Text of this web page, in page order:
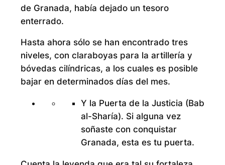
de Granada, había dejado un tesoro
enterrado.
Hasta ahora sólo se han encontrado tres
niveles, con claraboyas para la artillería y
bóvedas cilíndricas, a los cuales es posible
bajar en determinados días del mes.
Y la Puerta de la Justicia (Bab
al-Sharía). Si alguna vez
soñaste con conquistar
Granada, esta es tu puerta.